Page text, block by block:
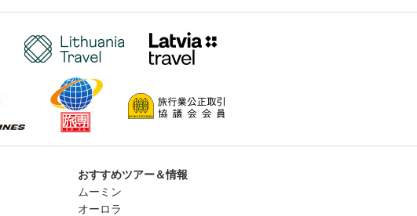
おすすめツアー＆情報
ムーミン
オーロラ